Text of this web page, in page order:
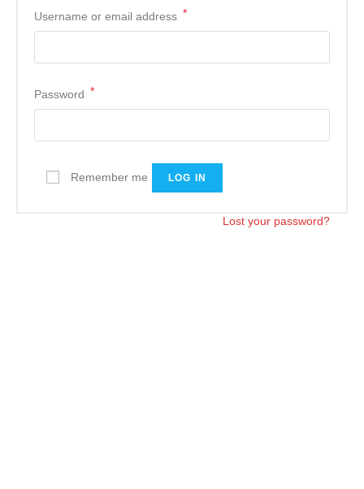
Username or email address *
Password *
Remember me LOG IN
Lost your password?